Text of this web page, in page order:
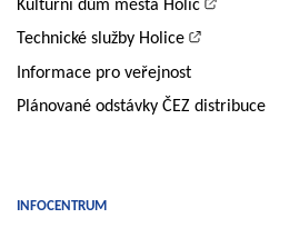
Kulturní dům města Holic
Technické služby Holice
Informace pro veřejnost
Plánované odstávky ČEZ distribuce
INFOCENTRUM